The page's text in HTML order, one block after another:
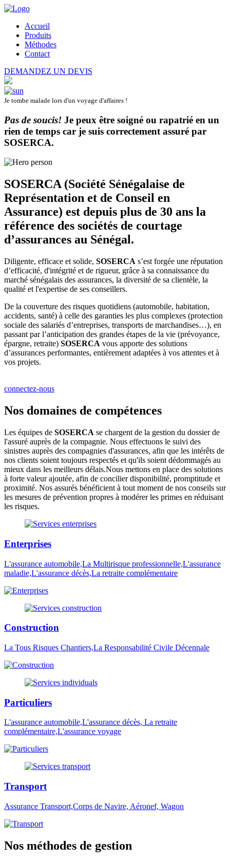
Accueil
Produits
Méthodes
Contact
DEMANDEZ UN DEVIS
Je tombe malade lors d'un voyage d'affaires !
Pas de soucis! Je peux être soigné ou rapatrié en un
rien de temps car je suis correctement assuré par
SOSERCA.
SOSERCA (Société Sénégalaise de
Représentation et de Conseil en
Assurance) est depuis plus de 30 ans la
référence des sociétés de courtage
d’assurances au Sénégal.
Diligente, efficace et solide, SOSERCA s’est forgée une réputation
d’efficacité, d'intégrité et de rigueur, grâce à sa connaissance du
marché sénégalais des assurances, la diversité de sa clientèle, la
qualité et l'expertise de ses conseillers.
De la couverture des risques quotidiens (automobile, habitation,
accidents, santé) à celle des garanties les plus complexes (protection
sociale des salariés d’entreprises, transports de marchandises…), en
passant par l’anticipation des grandes étapes de la vie (prévoyance,
épargne, retraite) SOSERCA vous apporte des solutions
d’assurances performantes, entièrement adaptées à vos attentes et à
vos projets.
connectez-nous
Nos domaines de compétences
Les équipes de SOSERCA se chargent de la gestion du dossier de
l'assuré auprès de la compagnie. Nous effectuons le suivi des
sinistres auprès des compagnies d'assurances, afin que les intérêts de
nos clients soient toujours respectés et qu'ils soient dédommagés au
mieux dans les meilleurs délais.Nous mettons en place des solutions
à forte valeur ajoutée, afin de concilier disponibilité, promptitude et
proximité. Nos assurés bénéficient à tout moment de nos conseils sur
les mesures de prévention propres à modérer les primes en réduisant
les risques.
Enterprises
L'assurance automobile,La Multirisque professionnelle,L'assurance
maladie,L'assurance décès,La retraite complémentaire
Construction
La Tous Risques Chantiers,La Responsabilité Civile Décennale
Particuliers
L'assurance automobile,L'assurance décès, La retraite
complémentaire,L'assurance voyage
Transport
Assurance Transport,Corps de Navire, Aéronef, Wagon
Nos méthodes de gestion